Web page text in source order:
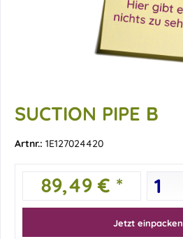
SUCTION PIPE B
Artnr.: 1E127024420
89,49 € *
Jetzt einpacken